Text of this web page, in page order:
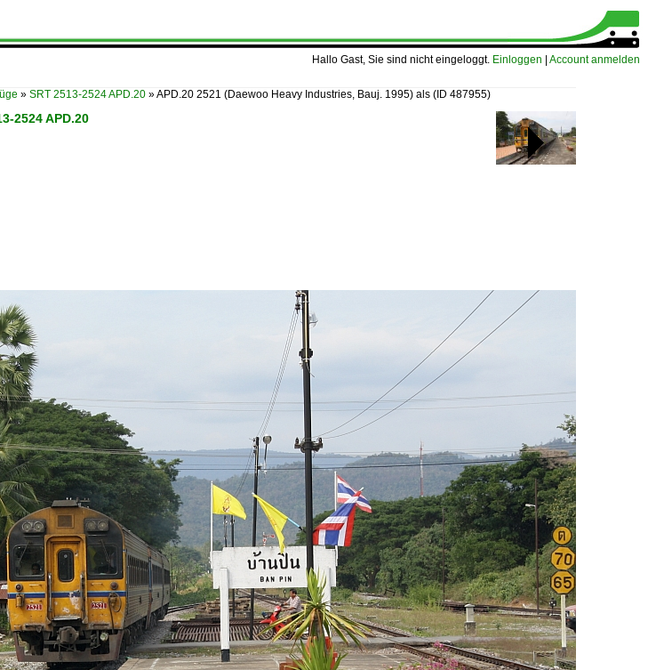
Hallo Gast, Sie sind nicht eingeloggt. Einloggen Account anmelden
» SRT 2513-2524 APD.20 »APD.20 2521 (Daewoo Heavy Industries, Bauj. 1995) als (ID 487955)
2524 APD.20